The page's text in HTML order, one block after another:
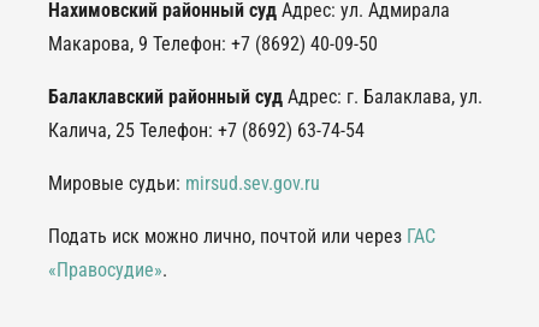
Нахимовский районный судАдрес: ул. Адмирала
Макарова, 9 Телефон: +7 (8692) 40-09-50
Балаклавский районный судАдрес: г. Балаклава, ул.
Калича, 25 Телефон: +7 (8692) 63-74-54
Мировые судьи: mirsud.sev.gov.ru
Подать иск можно лично, почтой или через ГАС
«Правосудие».